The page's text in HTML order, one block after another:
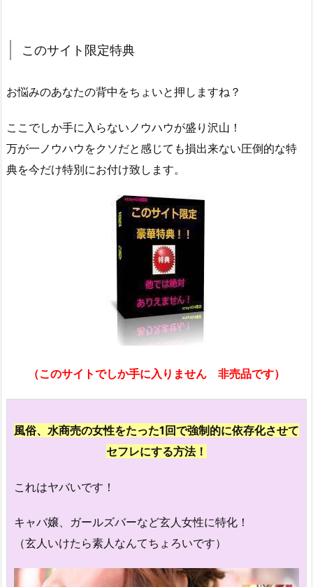
このサイト限定特典
お悩みのあなたの背中をちょいと押しますね？
ここでしか手に入らないノウハウが盛り沢山！
万が一ノウハウをクソだと感じても損出来ない圧倒的な特
典を今だけ特別にお付け致します。
（このサイトでしか手に入りません 非売品です）
風俗、水商売の女性をたった1回で強制的に依存化させて
セフレにする方法！
これはヤバいです！
キャバ嬢、ガールズバーなど玄人女性に特化！
（玄人いけたら素人なんてちょろいです）